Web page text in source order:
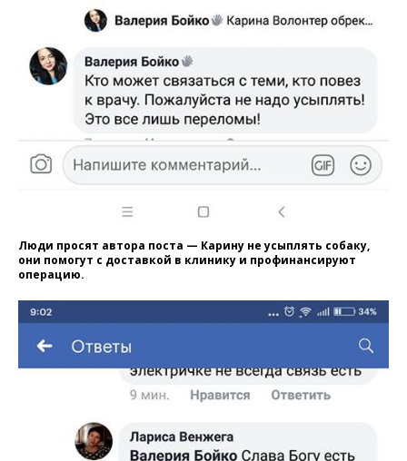
Люди просят автора поста — Карину не усыплять собаку,
они помогут с доставкой в клинику и профинансируют
операцию.